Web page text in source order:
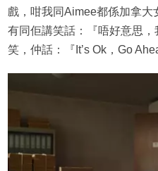
戲，咁我同Aimee都係加拿
有同佢講笑話：『唔好意思
笑，仲話：『It’s Ok，Go